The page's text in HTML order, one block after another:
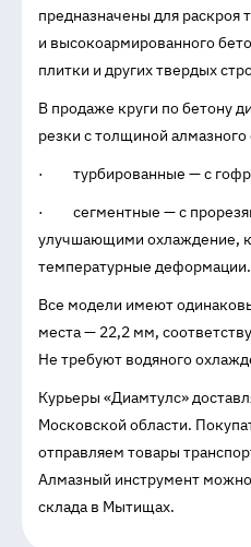
предназначены для раскроя
и высокоармированного
плитки и других твердых
В продаже круги по бетону
резки с толщиной
· турбированные — с
· сегментные — с
улучшающими охлаждение,
температурные деформации.
Все модели имеют
места — 22,2 мм,
Не требуют водяного
Курьеры «Диамтулс»
Московской области.
отправляем товары
Алмазный инструмент
склада в Мытищах.